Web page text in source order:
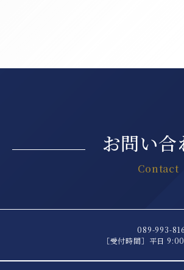
お問い合
Contact
089-993-
［受付時間］平日